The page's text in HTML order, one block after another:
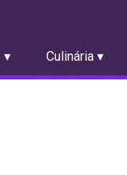
▾ Culinária ▾